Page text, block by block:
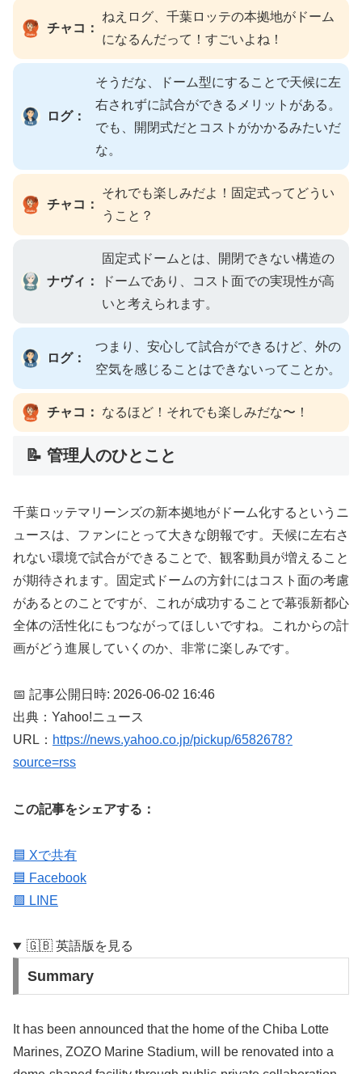
チャコ：
ねえログ、千葉ロッテの本拠地がドーム
になるんだって！すごいよね！
ログ：
そうだな、ドーム型にすることで天候に左
右されずに試合ができるメリットがある。
でも、開閉式だとコストがかかるみたいだ
な。
チャコ：
それでも楽しみだよ！固定式ってどうい
うこと？
ナヴィ：
固定式ドームとは、開閉できない構造の
ドームであり、コスト面での実現性が高
いと考えられます。
ログ：
つまり、安心して試合ができるけど、外の
空気を感じることはできないってことか。
チャコ： なるほど！それでも楽しみだな〜！
📝 管理人のひとこと
千葉ロッテマリーンズの新本拠地がドーム化するというニ
ュースは、ファンにとって大きな朗報です。天候に左右さ
れない環境で試合ができることで、観客動員が増えること
が期待されます。固定式ドームの方針にはコスト面の考慮
があるとのことですが、これが成功することで幕張新都心
全体の活性化にもつながってほしいですね。これからの計
画がどう進展していくのか、非常に楽しみです。
📅 記事公開日時: 2026-06-02 16:46
出典：Yahoo!ニュース
URL： https://news.yahoo.co.jp/pickup/6582678?
source=rss
この記事をシェアする：
🟦 Xで共有
🟦 Facebook
🟩 LINE
🇬🇧 英語版を見る
Summary
It has been announced that the home of the Chiba Lotte
Marines, ZOZO Marine Stadium, will be renovated into a